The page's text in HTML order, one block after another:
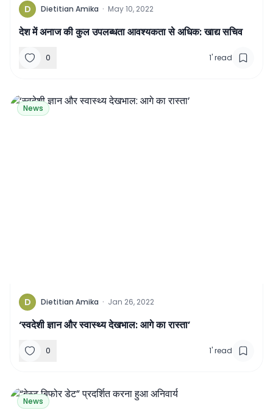
D Dietitian Amika · May 10, 2022
देश में अनाज की कुल उपलब्धता आवश्यकता से अधिक: खाद्य सचिव
0 1'read
News
D Dietitian Amika · Jan 26, 2022
‘स्वदेशी ज्ञान और स्वास्थ्य देखभाल: आगे का रास्ता’
0 1'read
News